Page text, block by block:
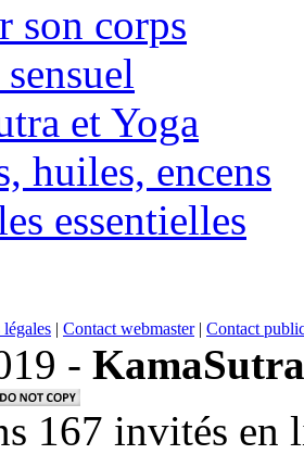
son corps
et Yoga
huiles, encens
essentielles
| Contact webmaster| Contact
-
167 invités en